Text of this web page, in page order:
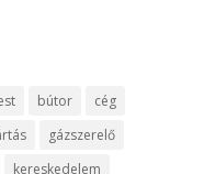
bútor
cég
gázszerelő
kereskedelem